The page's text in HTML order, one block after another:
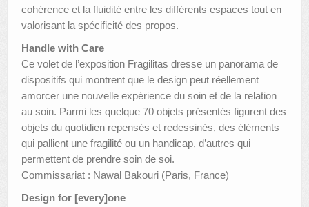
cohérence et la fluidité entre les différents espaces tout en
valorisant la spécificité des propos.
Handle with Care
Ce volet de l’exposition Fragilitas dresse un panorama de
dispositifs qui montrent que le design peut réellement
amorcer une nouvelle expérience du soin et de la relation
au soin. Parmi les quelque 70 objets présentés figurent des
objets du quotidien repensés et redessinés, des éléments
qui pallient une fragilité ou un handicap, d’autres qui
permettent de prendre soin de soi.
Commissariat : Nawal Bakouri (Paris, France)
Design for [every]one